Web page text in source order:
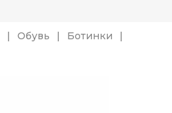
Обувь
Ботинки